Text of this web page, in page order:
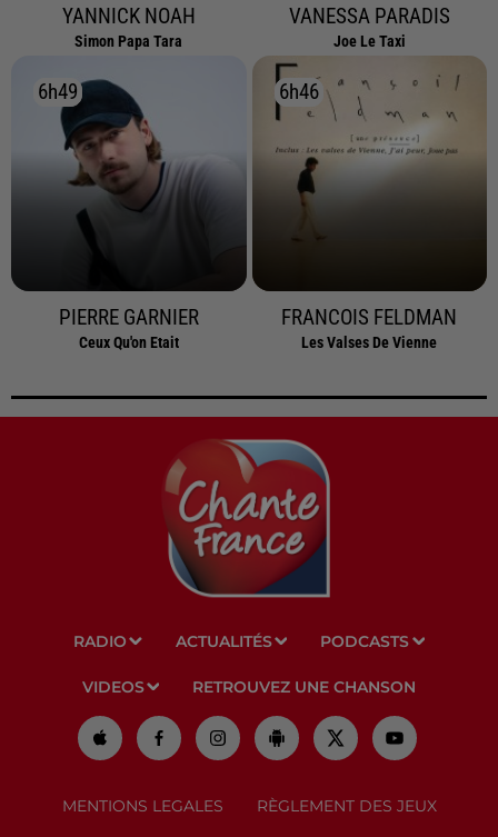
YANNICK NOAH
Simon Papa Tara
VANESSA PARADIS
Joe Le Taxi
6h49
6h49
PIERRE GARNIER
Ceux Qu'on Etait
6h46
6h46
FRANCOIS FELDMAN
Les Valses De Vienne
RADIO ACTUALITÉS PODCASTS
VIDEOS RETROUVEZ UNE CHANSON
MENTIONS LEGALES RÈGLEMENT DES JEUX